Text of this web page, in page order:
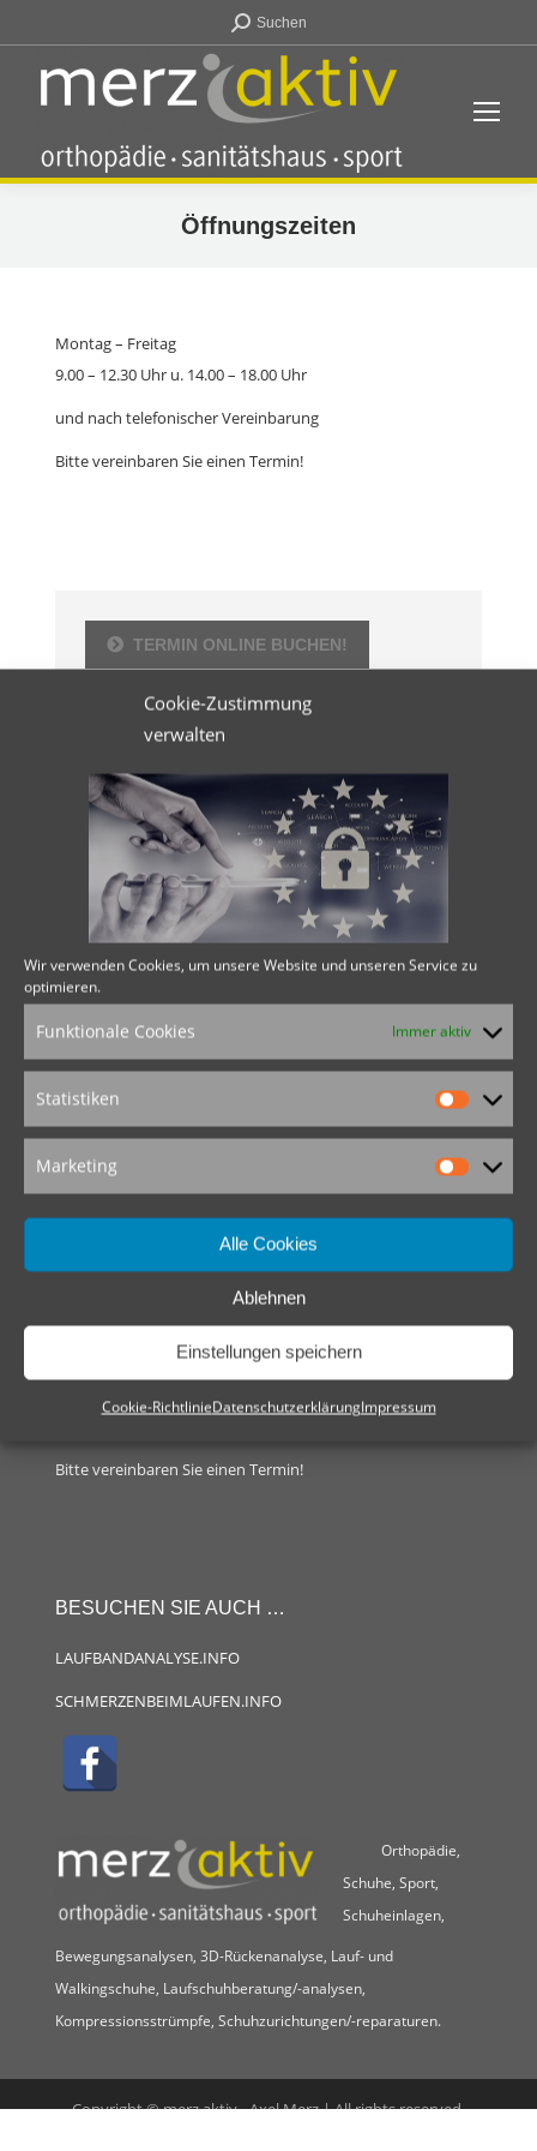
Cookie-Zustimmung
verwalten
Wir verwenden Cookies, um unsere Website und unseren Service zu
optimieren.
Funktionale Cookies Immer aktiv
Statistiken
Marketing
Alle Cookies
Ablehnen
Einstellungen speichern
Cookie-RichtlinieDatenschutzerklärungImpressum
Search:Suchen
Öffnungszeiten
Montag – Freitag
9.00 – 12.30 Uhr u. 14.00 – 18.00 Uhr
und nach telefonischer Vereinbarung
Bitte vereinbaren Sie einen Termin!
TERMIN ONLINE BUCHEN!
BESUCHEN SIE AUCH…
LAUFBANDANALYSE.INFO
SCHMERZENBEIMLAUFEN.INFO
KONTAKT
merz aktiv
Hechinger Straße 86
D-72461 Albstadt-Tailfingen
Telefon: (0 74 32) 59 94
info@merz-aktiv.de
ÖFFNUNGSZEITEN
9.00 – 12.30 Uhr u. 14.00 – 18.00 Uhr
Bitte vereinbaren Sie einen Termin!
BESUCHEN SIE AUCH …
LAUFBANDANALYSE.INFO
SCHMERZENBEIMLAUFEN.INFO
Orthopädie,
Schuhe, Sport,
Schuheinlagen,
Bewegungsanalysen, 3D-Rückenanalyse, Lauf- und
Walkingschuhe, Laufschuhberatung/-analysen,
Kompressionsstrümpfe, Schuhzurichtungen/-reparaturen.
Copyright © merz aktiv - Axel Merz | All rights reserved.